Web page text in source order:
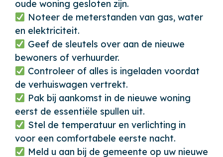
oude woning gesloten zijn.
Noteer de meterstanden van gas, water
en elektriciteit.
Geef de sleutels over aan de nieuwe
bewoners of verhuurder.
Controleer of alles is ingeladen voordat
de verhuiswagen vertrekt.
Pak bij aankomst in de nieuwe woning
eerst de essentiële spullen uit.
Stel de temperatuur en verlichting in
voor een comfortabele eerste nacht.
Meld u aan bij de gemeente op uw nieuwe